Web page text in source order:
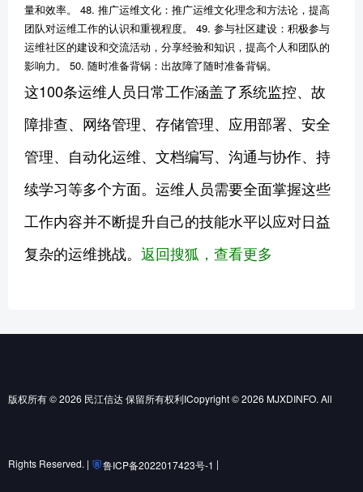
量和效率。 48. 推广运维文化：推广运维文化理念和方法论，提高
团队对运维工作的认识和重视程度。 49. 参与社区建设：积极参与
运维社区的建设和交流活动，分享经验和知识，提高个人和团队的
影响力。 50. 随时准备背锅：出故障了随时准备背锅。
这100条运维人员日常工作涵盖了系统监控、故
障排查、网络管理、存储管理、应用部署、安全
管理、自动化运维、文档编写、沟通与协作、持
续学习等多个方面。运维人员需要全面掌握这些
工作内容并不断提升自己的技能水平以应对日益
复杂的运维挑战。 返回搜狐，查看更多
版权所有 © 2026 民江信达 保留所有权利ICopyright © 2026 MJXDINFO. All
Rights Reserved. | 鲁ICP备2022017423号-1 |